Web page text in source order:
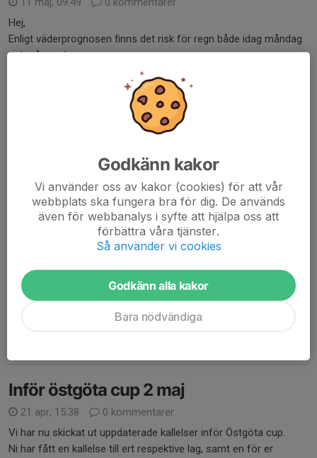
Hej,
Enligt väderprognosen finns det risk för regn både idag måndag
och på onsdag.
Vi kommer köra träning som planerat, men kommer ta beslut på
plats om vi behöver bryta träningarna vid för mycket regn.
Inför Järnvägen Cup
6 maj, 21:34
0 kommentarer
Nu börjar det närma sig Järnvägen Cup, och vi är i full gång och
Här följer lite information kring cupen.
Vår första match spelas kl 10....
Inför östgöta cup 2 maj
21 apr, 15:38
0 kommentarer
Vi har nu skickat ut uppdaterade kallelser inför Östgöta cup.
Ni har fått en kallelse till ert respektive lag, samt en för er
Godkänn kakor
Vi använder oss av kakor (cookies) för att vår
webbplats ska fungera bra för dig. De används
även för webbanalys i syfte att hjälpa oss att
förbättra våra tjänster.
Så använder vi cookies
Godkänn alla kakor
Bara nödvändiga